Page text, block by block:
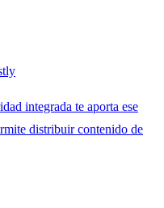
integrada te aporta ese
distribuir contenido de